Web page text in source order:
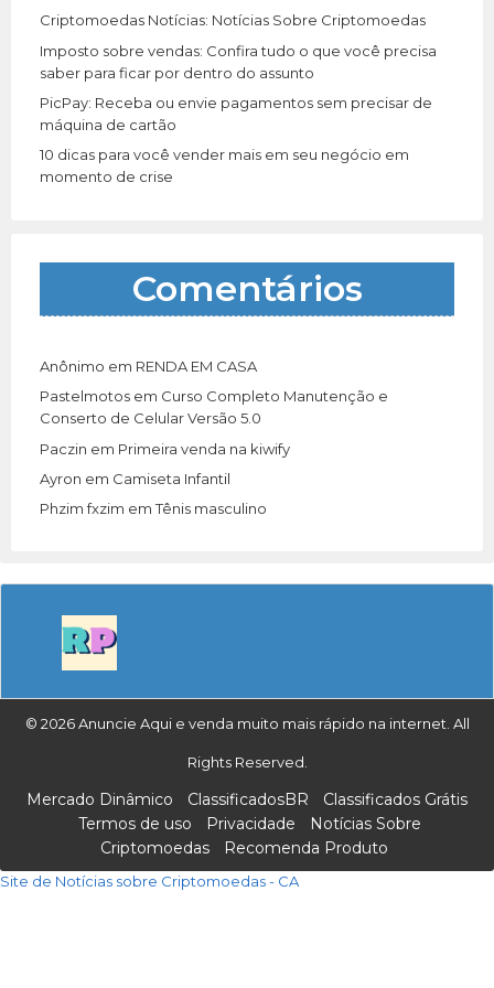
Criptomoedas Notícias: Notícias Sobre Criptomoedas
Imposto sobre vendas: Confira tudo o que você precisa
saber para ficar por dentro do assunto
PicPay: Receba ou envie pagamentos sem precisar de
máquina de cartão
10 dicas para você vender mais em seu negócio em
momento de crise
Comentários
Anônimo em RENDA EM CASA
Pastelmotos em Curso Completo Manutenção e
Conserto de Celular Versão 5.0
Paczin em Primeira venda na kiwify
Ayron em Camiseta Infantil
Phzim fxzim emTênis masculino
© 2026 Anuncie Aqui e venda muito mais rápido na internet. All
Rights Reserved.
Mercado Dinâmico ClassificadosBR
Classificados Grátis
Termos de uso
Privacidade
Notícias Sobre
Criptomoedas
Recomenda Produto
Site de Notícias sobre Criptomoedas - CA